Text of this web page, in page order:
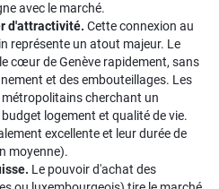
avec le marché.
d'attractivité. Cette connexion au
représente un atout majeur. Le
cœur de Genève rapidement, sans
et des embouteillages. Les
cherchant un
logement et qualité de vie.
excellente et leur durée de
moyenne).
Le pouvoir d'achat des